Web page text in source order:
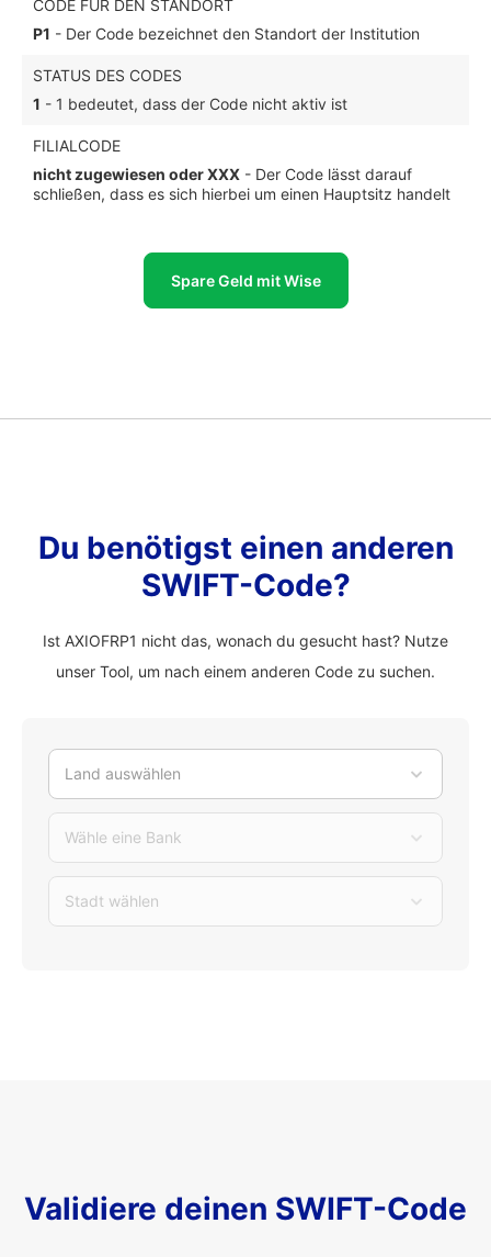
CODE FÜR DEN STANDORT
P1 - Der Code bezeichnet den Standort der Institution
STATUS DES CODES
1 - 1 bedeutet, dass der Code nicht aktiv ist
FILIALCODE
nicht zugewiesen oder XXX - Der Code lässt darauf
schließen, dass es sich hierbei um einen Hauptsitz handelt
Spare Geld mit Wise
Du benötigst einen anderen
SWIFT-Code?
Ist AXIOFRP1 nicht das, wonach du gesucht hast? Nutze
unser Tool, um nach einem anderen Code zu suchen.
Land auswählen
Wähle eine Bank
Stadt wählen
Validiere deinen SWIFT-Code